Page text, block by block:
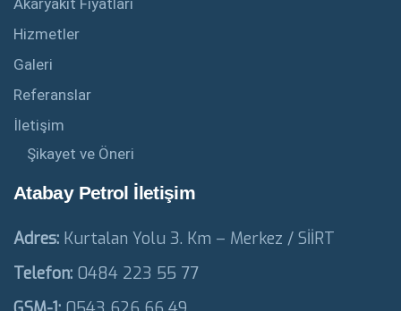
Akaryakıt Fiyatları
Hizmetler
Galeri
Referanslar
İletişim
Şikayet ve Öneri
Atabay Petrol İletişim
Adres: Kurtalan Yolu 3. Km – Merkez / SİİRT
Telefon: 0484 223 55 77